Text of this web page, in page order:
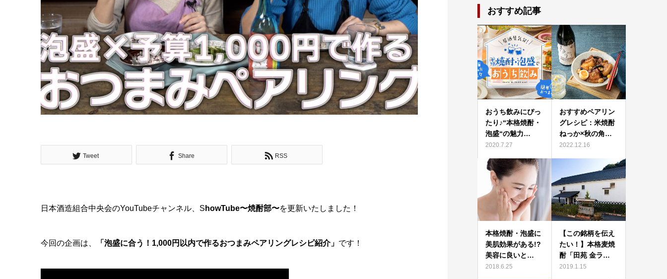
Tweet Share RSS
日本酒造組合中央会のYouTubeチャンネル、S howTube〜焼酎部〜を更新いたしました！
今回の企画は、 「泡盛に合う！ 1,000円以内で作るおつまみペアリングレシピ紹介」 です！
おすすめ記事
おうち飲みにぴっ
たり♪“本格焼酎・
泡盛“の魅力…
2020.7.27
おすすめペアリン
グレシピ：米焼酎
ねっか×秋の角…
2022.12.16
本格焼酎・泡盛に
美肌効果がある!?
美容に良いと…
2018.6.25
【この銘柄を伝え
たい！】本格麦焼
酎「田苑 金ラ…
2019.1.15